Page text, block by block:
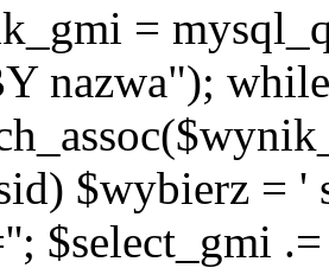
=
nazwa");
$wybierz = '
$select_gmi